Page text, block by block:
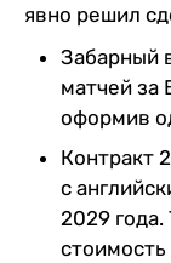
явно решил
Забарный
матчей за
оформив
Контракт
с
2029